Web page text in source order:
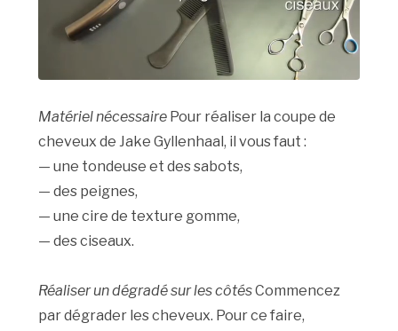
Matériel nécessaire Pour réaliser la coupe de
cheveux de Jake Gyllenhaal, il vous faut :
— une tondeuse et des sabots,
— des peignes,
— une cire de texture gomme,
— des ciseaux.
Réaliser un dégradé sur les côtésCommencez
par dégrader les cheveux. Pour ce faire,